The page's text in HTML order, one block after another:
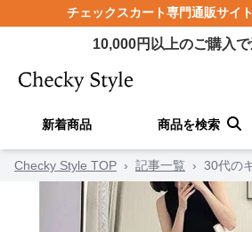
チェックスカート専門通販サイト
10,000円以上のご購入
新着商品 商品を検索
Checky Style TOP › 記事一覧 › 30代の